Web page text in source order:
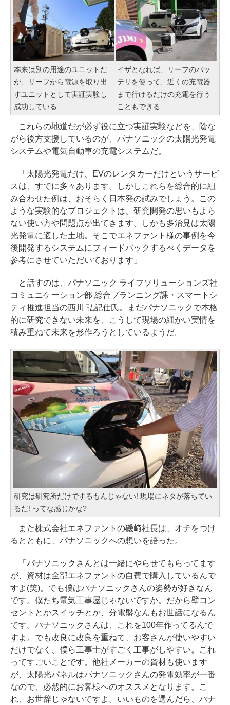
本来は別の用途のユニットだ
が、リーフから電源を取り出
すユニットとして実証実験し
成功している
イザとなれば、リーフのバッ
テリを使って、近くの充電器
まで行けるだけの充電を行う
こともできる
これらの地道だが必ず役に立つ実証実験などを、陰な
がら後方支援しているのが、パナソニックの太陽光発電
システムや電気自動車の充電システムだ。
「太陽光発電だけ、EVのレンタカーだけというサービ
スは、すでに多々あります。しかしこれらを総合的に組
み合わせた例は、おそらく日本発の試みでしょう。この
ような実験的なプロジェクトは、研究開発の思いもよら
ない使い方や問題点が出てきます。しかも多治見は太陽
光発電に適した土地。そこでエネファント様の事例を今
後開発するシステムにフィードバックするべくデータを
参考にさせていただいております」
と話すのは、パナソニック ライフソリューションズ社
コミュニケーション部 総合プランニング課・スマートシ
ティ推進担当の西川 弘記仕氏。まだパナソニックで本格
的に研究できない未来を、こうして現場の細かい実情を
積み重ねて未来を形作ろうとしているようだ。
研究は研究所だけでするもんじゃない! 現場にネタが落ちてい
るだ! ってな感じかな?
また株式会社エネファントの磯﨑社長は、オチをつけ
るとともに、パナソニックへの想いを語った。
「パナソニックさんとは一緒にやらせてもらってます
が、資材は全部エネファントの自費で購入しているんで
すよ(笑)。でも僕はパナソニックさんの姿勢が好きなん
です。僕たち電気工事屋じゃないですか。だから壁コン
セントとかスイッチとか、分電盤なんもお世話になるん
です。パナソニックさんは、これを100年作ってるんで
すよ。でも改良に改良を重ねて、お客さんが使いやすい
だけでなく、僕ら工事士がすごく工事がしやすい。これ
ってすごいことです。他社メーカーの資材も使います
が、太陽光パネルはパナソニックさんの発電効率が一番
なので、必然的にお客様へのオススメとなります。こ
れ、お世辞じゃないですよ。いいものを選んだら、パナ